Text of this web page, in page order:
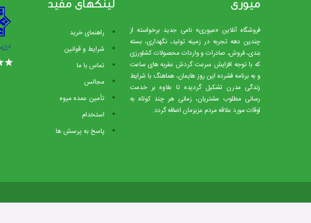
فروشگاه آنلاین «میوِری» نامی جدید برخواسته از
چندین دهه تجربه در زمینه تولید، نگهداری، بسته
بندی، فروش، صادرات و واردات محصولات کشاورزی
که با توجه افزایش سرعت گردش عقربه های ساعت
و به برنامه فشرده این روز هایمان، هماهنگ با شرایط
زندگی مدرن تشکیل گردیده تا علاوه بر خدمت
رسانی مطلوب مشتریان، زمانی هر چند کوتاه به
اوقات مورد علاقه مردم عزیزمان اضافه گردد.
راهنمای خرید
شرایط و قوانین
تماس با ما
مجالس
تأمین عمده میوه
استخدام
پاسخ به پرسش ها